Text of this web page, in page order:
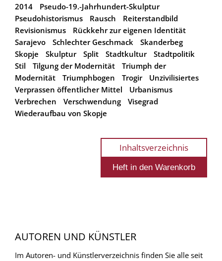
2014
Pseudo-19.-Jahrhundert-Skulptur
Pseudohistorismus
Rausch
Reiterstandbild
Revisionismus
Rückkehr zur eigenen Identität
Sarajevo
Schlechter Geschmack
Skanderbeg
Skopje
Skulptur Split Stadtkultur
Stadtpolitik
Stil
Tilgung der Modernität
Triumph der
Modernität
Triumphbogen Trogir
Unzivilisiertes
Verprassen öffentlicher Mittel
Urbanismus
Verbrechen
Verschwendung
Visegrad
Wiederaufbau von Skopje
Inhaltsverzeichnis
AUTOREN UND KÜNSTLER
Im Autoren- und Künstlerverzeichnis finden Sie alle seit